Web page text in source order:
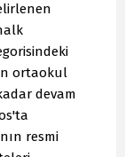
ortaokul
devam
resmi